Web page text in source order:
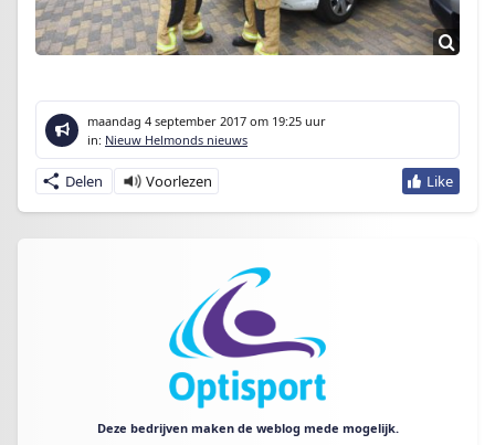
maandag 4 september 2017 om 19:25 uur
in: Nieuw Helmonds nieuws
Delen
Deze bedrijven maken de weblog mede mogelijk.